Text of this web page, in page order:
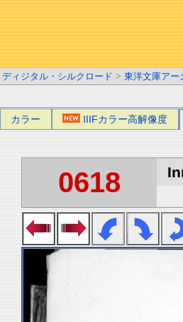
ディジタル・シルクロード > 東洋文庫アー
カラー IIIFカラー高解像度
0618